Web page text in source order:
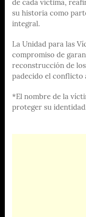
de cada víctima,
su historia como
integral.
La Unidad para las
compromiso de
reconstrucción de
padecido el
*El nombre de la
proteger su